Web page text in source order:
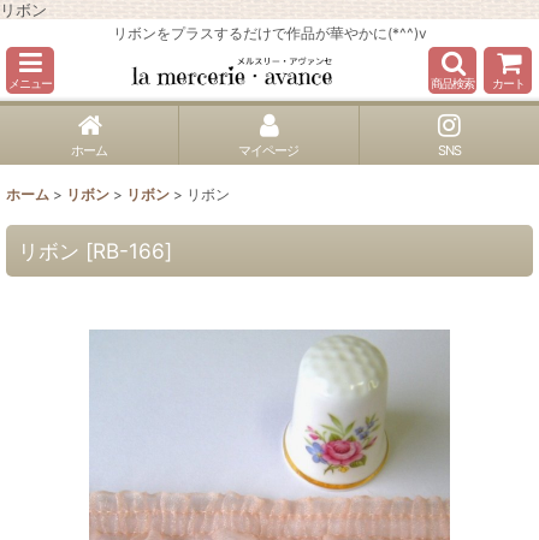
リボン
リボンをプラスするだけで作品が華やかに(*^^)v
メニュー 商品検索 カート
ホーム マイページ SNS
ホーム > リボン > リボン > リボン
リボン [RB-166]